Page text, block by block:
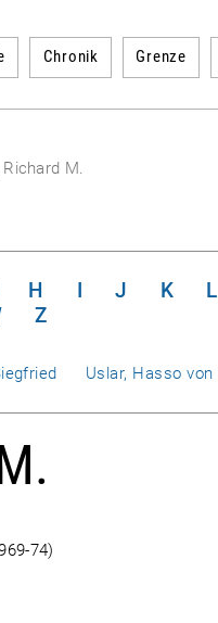
Chronik Grenze
Richard M.
H I J K L
Z
Uslar, Hasso von
74)